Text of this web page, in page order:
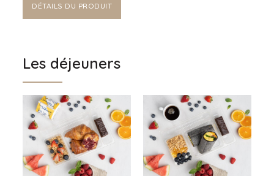
DÉTAILS DU PRODUIT
Les déjeuners